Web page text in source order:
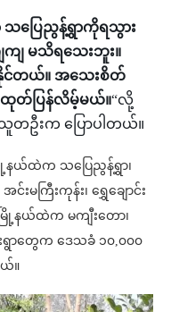
ပြေညွန့်ရွာကိုရသွား
ျ မသိရသေးဘူး။
င်တယ်။ အသေးစိတ်
တ်ပြန်လိမ့်မယ်။“လို့
ဦးက ပြောပါတယ်။
နယ်ထဲက သပြေညွန့်ရွာ၊
မကြီးကုန်း၊ ရွှေချောင်း
မြို့နယ်ထဲက မကျီးတော၊
ာတွေက ဒေသခံ ၁၀,၀၀၀
ယ်။